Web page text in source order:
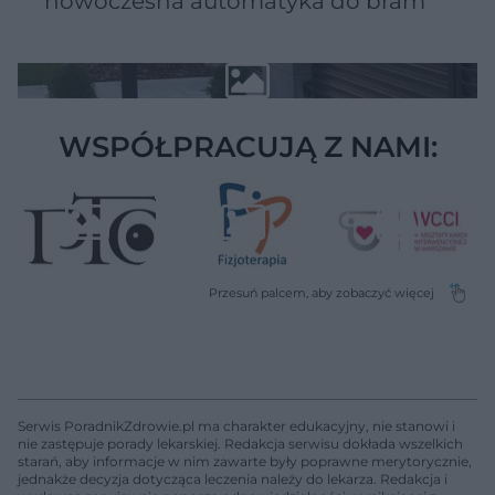
WSPÓŁPRACUJĄ Z NAMI:
Serwis PoradnikZdrowie.pl ma charakter edukacyjny, nie stanowi i
nie zastępuje porady lekarskiej. Redakcja serwisu dokłada wszelkich
starań, aby informacje w nim zawarte były poprawne merytorycznie,
jednakże decyzja dotycząca leczenia należy do lekarza. Redakcja i